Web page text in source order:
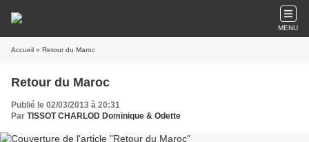
MENU
Accueil » Retour du Maroc
Retour du Maroc
Publié le 02/03/2013 à 20:31
Par TISSOT CHARLOD Dominique & Odette